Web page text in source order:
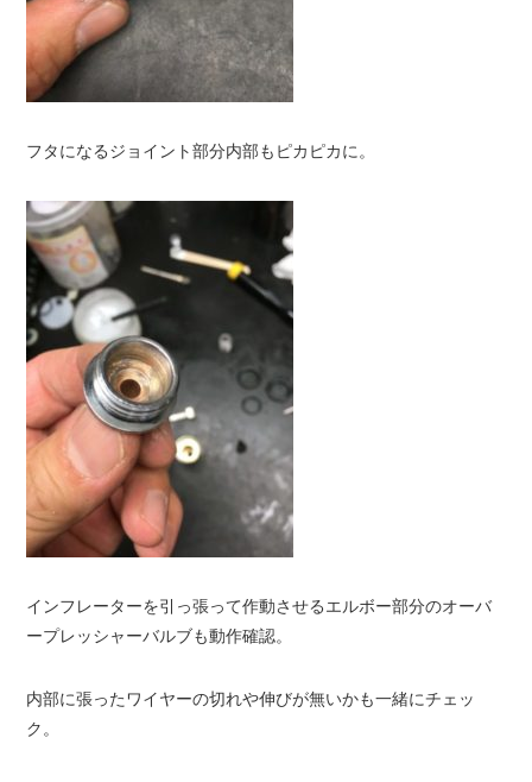
フタになるジョイント部分内部もピカピカに。
インフレーターを引っ張って作動させるエルボー部分のオーバ
ープレッシャーバルブも動作確認。
内部に張ったワイヤーの切れや伸びが無いかも一緒にチェッ
ク。